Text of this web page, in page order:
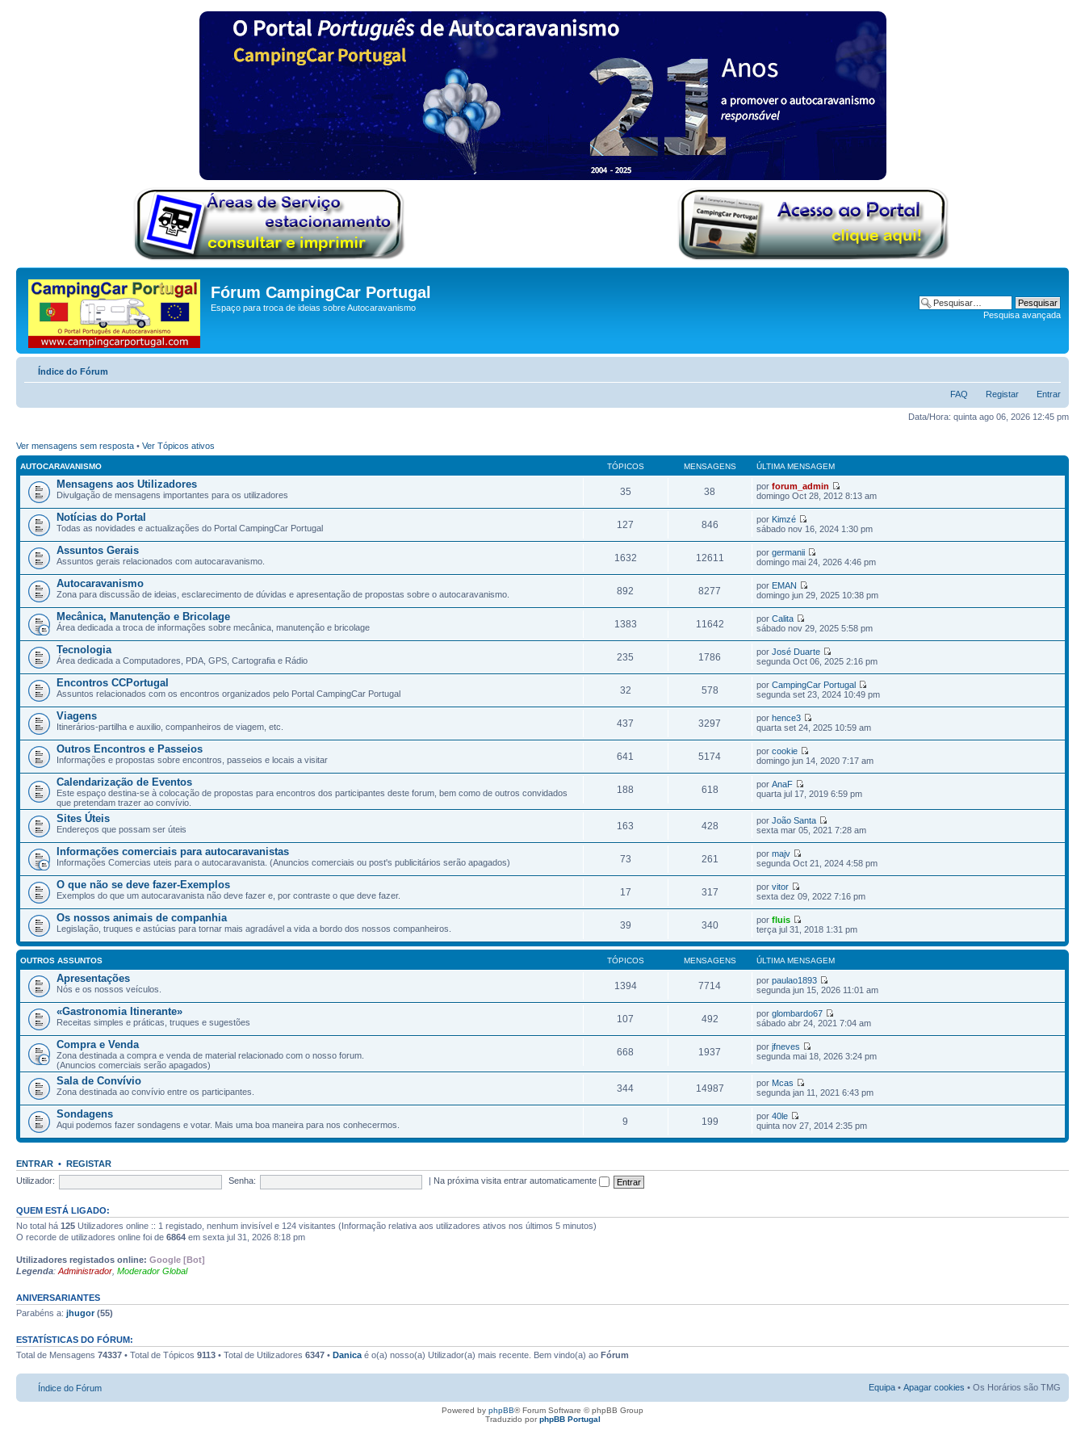
Fórum CampingCar Portugal
Espaço para troca de ideias sobre Autocaravanismo
Pesquisa avançada
Índice do Fórum
FAQ Registar Entrar
Data/Hora: quinta ago 06, 2026 12:45 pm
Ver mensagens sem resposta • Ver Tópicos ativos
AUTOCARAVANISMO TÓPICOS MENSAGENS ÚLTIMA MENSAGEM
Mensagens aos Utilizadores
Divulgação de mensagens importantes para os utilizadores 35 38 porforum_admin
domingo Oct 28, 2012 8:13 am
Notícias do Portal
Todas as novidades e actualizações do Portal CampingCar Portugal 127 846 por Kimzé
sábado nov 16, 2024 1:30 pm
Assuntos Gerais
Assuntos gerais relacionados com autocaravanismo. 1632 12611 porgermanii
domingo mai 24, 2026 4:46 pm
Autocaravanismo
Zona para discussão de ideias, esclarecimento de dúvidas e apresentação de propostas sobre o autocaravanismo. 892 8277 por EMAN
domingo jun 29, 2025 10:38 pm
Mecânica, Manutenção e Bricolage
Área dedicada a troca de informações sobre mecânica, manutenção e bricolage 1383 11642 porCalita
sábado nov 29, 2025 5:58 pm
Tecnologia
Área dedicada a Computadores, PDA, GPS, Cartografia e Rádio 235 1786 porJosé Duarte
segunda Oct 06, 2025 2:16 pm
Encontros CCPortugal
Assuntos relacionados com os encontros organizados pelo Portal CampingCar Portugal 32 578 porCampingCar Portugal
segunda set 23, 2024 10:49 pm
Viagens
Itinerários-partilha e auxilio, companheiros de viagem, etc. 437 3297 porhence3
quarta set 24, 2025 10:59 am
Outros Encontros e Passeios
Informações e propostas sobre encontros, passeios e locais a visitar 641 5174 porcookie
domingo jun 14, 2020 7:17 am
Calendarização de Eventos
Este espaço destina-se à colocação de propostas para encontros dos participantes deste forum, bem como de outros convidados
que pretendam trazer ao convívio.
188 618 porAnaF
quarta jul 17, 2019 6:59 pm
Sites Úteis
Endereços que possam ser úteis 163 428 porJoão Santa
sexta mar 05, 2021 7:28 am
Informações comerciais para autocaravanistas
Informações Comercias uteis para o autocaravanista. (Anuncios comerciais ou post's publicitários serão apagados) 73 261 pormajv
segunda Oct 21, 2024 4:58 pm
O que não se deve fazer-Exemplos
Exemplos do que um autocaravanista não deve fazer e, por contraste o que deve fazer. 17 317 porvitor
sexta dez 09, 2022 7:16 pm
Os nossos animais de companhia
Legislação, truques e astúcias para tornar mais agradável a vida a bordo dos nossos companheiros. 39 340 porfluis
terça jul 31, 2018 1:31 pm
OUTROS ASSUNTOS TÓPICOS MENSAGENS ÚLTIMA MENSAGEM
Apresentações
Nós e os nossos veículos. 1394 7714 porpaulao1893
segunda jun 15, 2026 11:01 am
«Gastronomia Itinerante»
Receitas simples e práticas, truques e sugestões 107 492 porglombardo67
sábado abr 24, 2021 7:04 am
Compra e Venda
Zona destinada a compra e venda de material relacionado com o nosso forum.
(Anuncios comerciais serão apagados)
668 1937 porjfneves
segunda mai 18, 2026 3:24 pm
Sala de Convívio
Zona destinada ao convívio entre os participantes. 344 14987 por Mcas
segunda jan 11, 2021 6:43 pm
Sondagens
Aqui podemos fazer sondagens e votar. Mais uma boa maneira para nos conhecermos. 9 199 por40le
quinta nov 27, 2014 2:35 pm
ENTRAR • REGISTAR
Utilizador:
Senha: Na próxima visita entrar automaticamente
QUEM ESTÁ LIGADO:
No total há 125 Utilizadores online :: 1 registado, nenhum invisível e 124 visitantes (Informação relativa aos utilizadores ativos nos últimos 5 minutos)
O recorde de utilizadores online foi de 6864 em sexta jul 31, 2026 8:18 pm
Utilizadores registados online: Google [Bot]
Legenda: Administrador Moderador Global
ANIVERSARIANTES
Parabéns a: jhugor(55)
ESTATÍSTICAS DO FÓRUM:
Total de Mensagens 74337 • Total de Tópicos 9113 • Total de Utilizadores 6347 • Danica é o(a) nosso(a) Utilizador(a) mais recente. Bem vindo(a) ao Fórum
Índice do Fórum Equipa • Apagar cookies • Os Horários são TMG
Powered by phpBB® Forum Software © phpBB Group
Traduzido porphpBB Portugal